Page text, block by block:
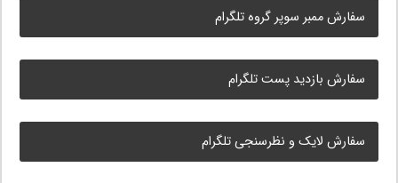
سفارش ممبر سوپر گروه تلگرام
سفارش بازدید پست تلگرام
سفارش لایک و نظرسنجی تلگرام